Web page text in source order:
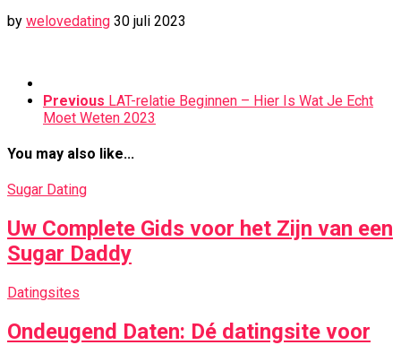
by welovedating 30 juli 2023
Previous LAT-relatie Beginnen – Hier Is Wat Je Echt
Moet Weten 2023
You may also like...
Sugar Dating
Uw Complete Gids voor het Zijn van een
Sugar Daddy
Datingsites
Ondeugend Daten: Dé datingsite voor